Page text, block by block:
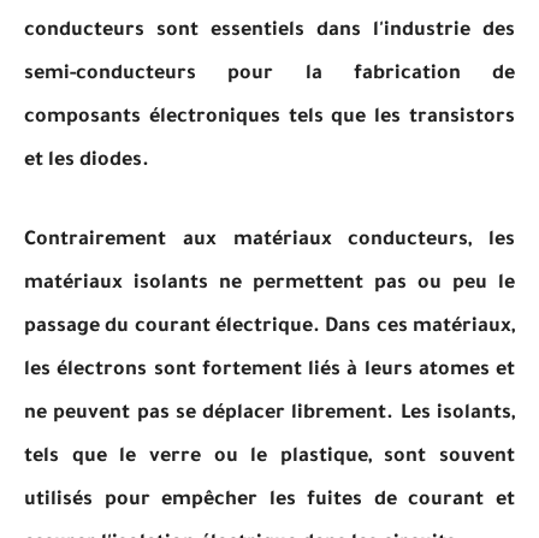
conducteurs sont essentiels dans l'industrie des
semi-conducteurs pour la fabrication de
composants électroniques tels que les transistors
et les diodes.
Contrairement aux matériaux conducteurs, les
matériaux isolants ne permettent pas ou peu le
passage du courant électrique. Dans ces matériaux,
les électrons sont fortement liés à leurs atomes et
ne peuvent pas se déplacer librement. Les isolants,
tels que le verre ou le plastique, sont souvent
utilisés pour empêcher les fuites de courant et